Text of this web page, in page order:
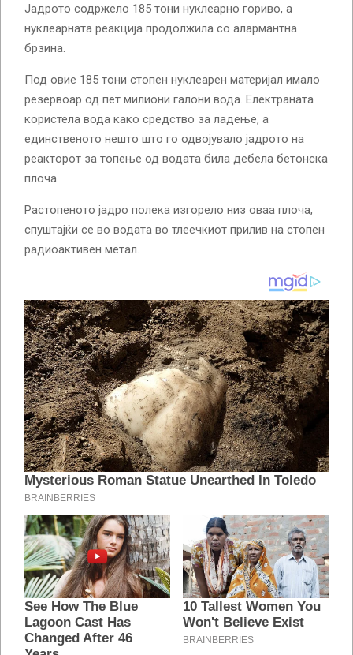
Јадрото содржело 185 тони нуклеарно гориво, а
нуклеарната реакција продолжила со алармантна
брзина.
Под овие 185 тони стопен нуклеарен материјал имало
резервоар од пет милиони галони вода. Електраната
користела вода како средство за ладење, а
единственото нешто што го одвојувало јадрото на
реакторот за топење од водата била дебела бетонска
плоча.
Растопеното јадро полека изгорело низ оваа плоча,
спуштајќи се во водата во тлеечкиот прилив на стопен
радиоактивен метал.